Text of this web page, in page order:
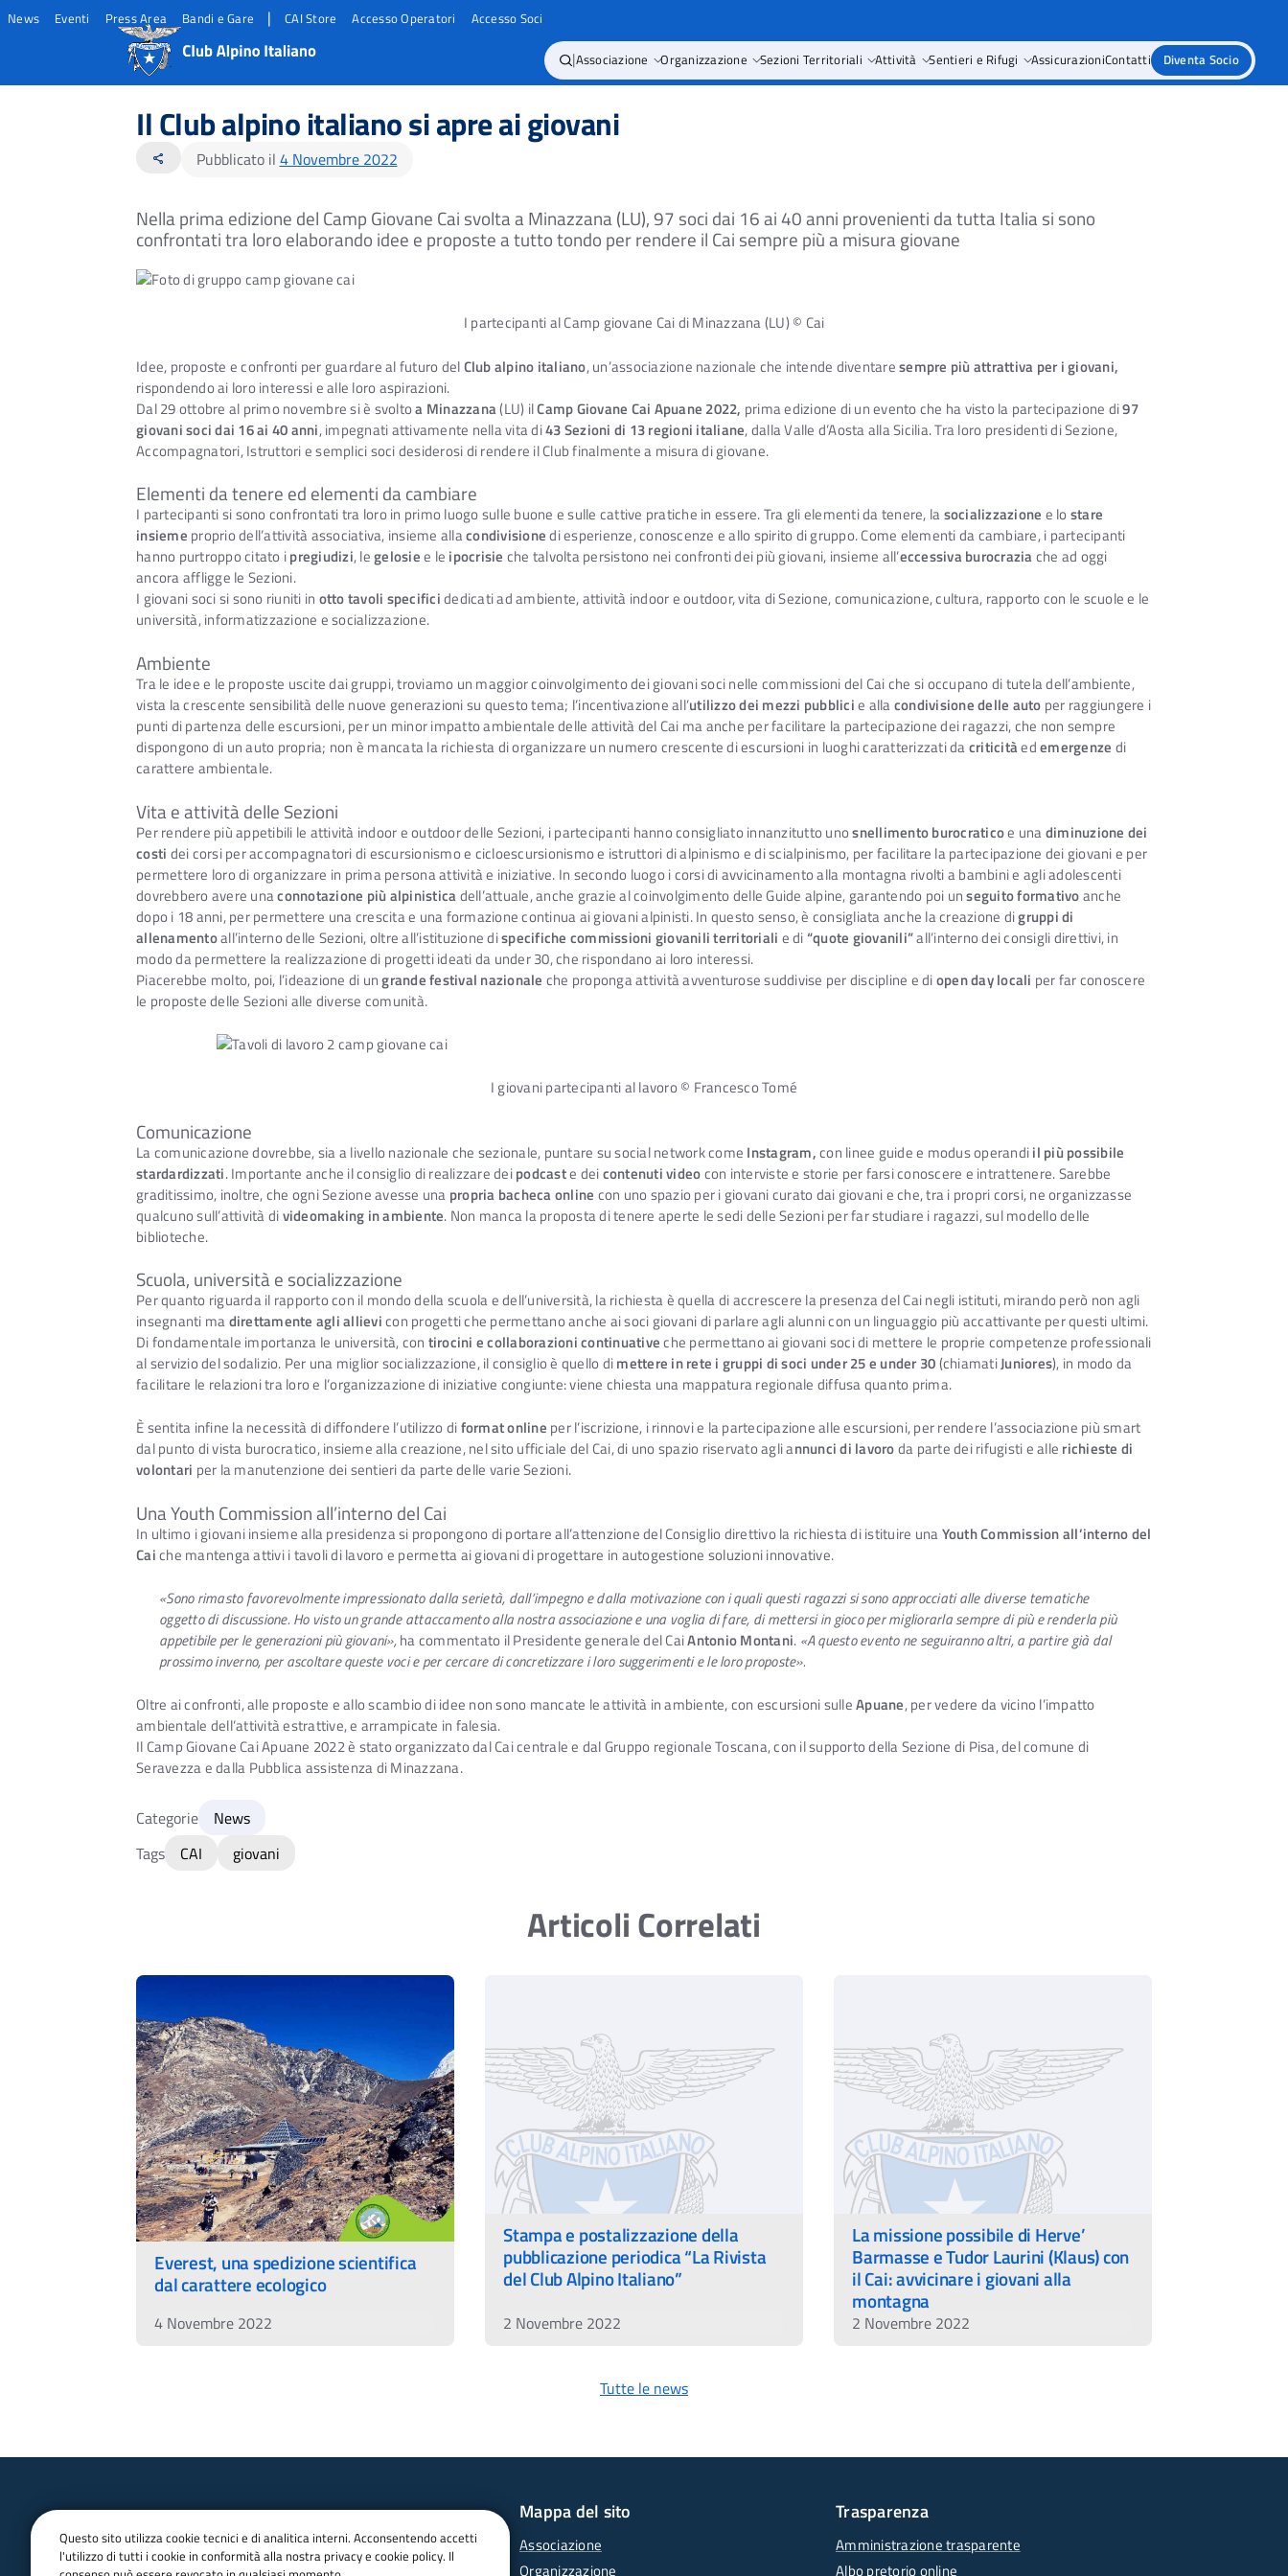
News Eventi Press Area Bandi e Gare | CAI Store Accesso Operatori Accesso Soci
|Associazione Organizzazione Sezioni Territoriali Attività Sentieri e Rifugi AssicurazioniContatti Diventa Socio
Il Club alpino italiano si apre ai giovani
share Pubblicato il 4 Novembre 2022
Nella prima edizione del Camp Giovane Cai svolta a Minazzana (LU), 97 soci dai 16 ai 40 anni provenienti da tutta Italia si sono
confrontati tra loro elaborando idee e proposte a tutto tondo per rendere il Cai sempre più a misura giovane
I partecipanti al Camp giovane Cai di Minazzana (LU) © Cai
Idee, proposte e confronti per guardare al futuro delClub alpino italiano, un’associazione nazionale che intende diventaresempre più attrattiva per i giovani,
rispondendo ai loro interessi e alle loro aspirazioni.
Dal 29 ottobre al primo novembre si è svoltoa Minazzana(LU) ilCamp Giovane Cai Apuane 2022, prima edizione di un evento che ha visto la partecipazione di97
giovani soci dai 16 ai 40 anni, impegnati attivamente nella vita di43 Sezioni di 13 regioni italiane, dalla Valle d’Aosta alla Sicilia. Tra loro presidenti di Sezione,
Accompagnatori, Istruttori e semplici soci desiderosi di rendere il Club finalmente a misura di giovane.
Elementi da tenere ed elementi da cambiare
I partecipanti si sono confrontati tra loro in primo luogo sulle buone e sulle cattive pratiche in essere. Tra gli elementi da tenere, lasocializzazione e lostare
insieme proprio dell’attività associativa, insieme allacondivisionedi esperienze, conoscenze e allo spirito di gruppo. Come elementi da cambiare, i partecipanti
hanno purtroppo citato ipregiudizi, legelosiee le ipocrisie che talvolta persistono nei confronti dei più giovani, insieme all’eccessiva burocraziache ad oggi
ancora affligge le Sezioni.
I giovani soci si sono riuniti in otto tavoli specificidedicati ad ambiente, attività indoor e outdoor, vita di Sezione, comunicazione, cultura, rapporto con le scuole e le
università, informatizzazione e socializzazione.
Ambiente
Tra le idee e le proposte uscite dai gruppi, troviamo un maggior coinvolgimento dei giovani soci nelle commissioni del Cai che si occupano di tutela dell’ambiente,
vista la crescente sensibilità delle nuove generazioni su questo tema; l’incentivazione all’utilizzo dei mezzi pubblicie allacondivisione delle auto per raggiungere i
punti di partenza delle escursioni, per un minor impatto ambientale delle attività del Cai ma anche per facilitare la partecipazione dei ragazzi, che non sempre
dispongono di un auto propria; non è mancata la richiesta di organizzare un numero crescente di escursioni in luoghi caratterizzati dacriticitàedemergenze di
carattere ambientale.
Vita e attività delle Sezioni
Per rendere più appetibili le attività indoor e outdoor delle Sezioni, i partecipanti hanno consigliato innanzitutto unosnellimento burocraticoe unadiminuzione dei
costi dei corsi per accompagnatori di escursionismo e cicloescursionismo e istruttori di alpinismo e di scialpinismo, per facilitare la partecipazione dei giovani e per
permettere loro di organizzare in prima persona attività e iniziative. In secondo luogo i corsi di avvicinamento alla montagna rivolti a bambini e agli adolescenti
dovrebbero avere unaconnotazione più alpinisticadell’attuale, anche grazie al coinvolgimento delle Guide alpine, garantendo poi unseguito formativoanche
dopo i 18 anni, per permettere una crescita e una formazione continua ai giovani alpinisti. In questo senso, è consigliata anche la creazione digruppi di
allenamentoall’interno delle Sezioni, oltre all’istituzione dispecifiche commissioni giovanili territoriali e di“quote giovanili”all’interno dei consigli direttivi, in
modo da permettere la realizzazione di progetti ideati da under 30, che rispondano ai loro interessi.
Piacerebbe molto, poi, l’ideazione di ungrande festival nazionale che proponga attività avventurose suddivise per discipline e diopen day locali per far conoscere
le proposte delle Sezioni alle diverse comunità.
I giovani partecipanti al lavoro © Francesco Tomé
Comunicazione
La comunicazione dovrebbe, sia a livello nazionale che sezionale, puntare su social network come Instagram,con linee guide e modus operandiil più possibile
stardardizzati. Importante anche il consiglio di realizzare deipodcaste deicontenuti videocon interviste e storie per farsi conoscere e intrattenere. Sarebbe
graditissimo, inoltre, che ogni Sezione avesse una propria bacheca online con uno spazio per i giovani curato dai giovani e che, tra i propri corsi, ne organizzasse
qualcuno sull’attività divideomaking in ambiente. Non manca la proposta di tenere aperte le sedi delle Sezioni per far studiare i ragazzi, sul modello delle
biblioteche.
Scuola, università e socializzazione
Per quanto riguarda il rapporto con il mondo della scuola e dell’università, la richiesta è quella di accrescere la presenza del Cai negli istituti, mirando però non agli
insegnanti madirettamente agli allievicon progetti che permettano anche ai soci giovani di parlare agli alunni con un linguaggio più accattivante per questi ultimi.
Di fondamentale importanza le università, con tirocini e collaborazioni continuativeche permettano ai giovani soci di mettere le proprie competenze professionali
al servizio del sodalizio. Per una miglior socializzazione, il consiglio è quello dimettere in rete i gruppi di soci under 25 e under 30(chiamatiJuniores), in modo da
facilitare le relazioni tra loro e l’organizzazione di iniziative congiunte: viene chiesta una mappatura regionale diffusa quanto prima.
È sentita infine la necessità di diffondere l’utilizzo diformat online per l’iscrizione, i rinnovi e la partecipazione alle escursioni, per rendere l’associazione più smart
dal punto di vista burocratico, insieme alla creazione, nel sito ufficiale del Cai, di uno spazio riservato agli annunci di lavoroda parte dei rifugisti e alle richieste di
volontari per la manutenzione dei sentieri da parte delle varie Sezioni.
Una Youth Commission all’interno del Cai
In ultimo i giovani insieme alla presidenza si propongono di portare all’attenzione del Consiglio direttivo la richiesta di istituire unaYouth Commission all’interno del
Caiche mantenga attivi i tavoli di lavoro e permetta ai giovani di progettare in autogestione soluzioni innovative.
«Sono rimasto favorevolmente impressionato dalla serietà, dall’impegno e dalla motivazione con i quali questi ragazzi si sono approcciati alle diverse tematiche
oggetto di discussione. Ho visto un grande attaccamento alla nostra associazione e una voglia di fare, di mettersi in gioco per migliorarla sempre di più e renderla più
appetibile per le generazioni più giovani»,ha commentato il Presidente generale del CaiAntonio Montani. «A questo evento ne seguiranno altri, a partire già dal
prossimo inverno, per ascoltare queste voci e per cercare di concretizzare i loro suggerimenti e le loro proposte».
Oltre ai confronti, alle proposte e allo scambio di idee non sono mancate le attività in ambiente, con escursioni sulleApuane, per vedere da vicino l’impatto
ambientale dell’attività estrattive, e arrampicate in falesia.
Il Camp Giovane Cai Apuane 2022 è stato organizzato dal Cai centrale e dal Gruppo regionale Toscana, con il supporto della Sezione di Pisa, del comune di
Seravezza e dalla Pubblica assistenza di Minazzana.
Categorie
News
Tags
CAI giovani
Articoli Correlati
Everest, una spedizione scientifica
dal carattere ecologico
4 Novembre 2022
Stampa e postalizzazione della
pubblicazione periodica “La Rivista
del Club Alpino Italiano”
2 Novembre 2022
La missione possibile di Herve’
Barmasse e Tudor Laurini (Klaus) con
il Cai: avvicinare i giovani alla
montagna
2 Novembre 2022
Tutte le news
Mappa del sito
Associazione
Organizzazione
Trasparenza
Amministrazione trasparente
Albo pretorio online
Questo sito utilizza cookie tecnici e di analitica interni. Acconsentendo accetti
l'utilizzo di tutti i cookie in conformità alla nostra privacy e cookie policy. Il